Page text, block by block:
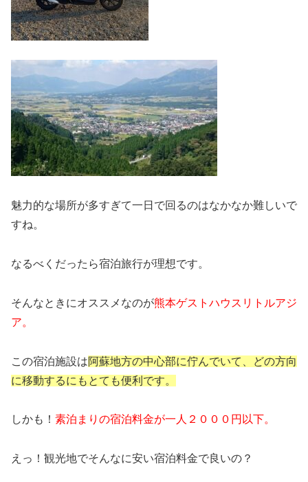
魅力的な場所が多すぎて一日で回るのはなかなか難しいで
すね。
なるべくだったら宿泊旅行が理想です。
そんなときにオススメなのが熊本ゲストハウスリトルアジ
ア。
この宿泊施設は阿蘇地方の中心部に佇んでいて、どの方向
に移動するにもとても便利です。
しかも！ 素泊まりの宿泊料金が一人２０００円以下。
えっ！観光地でそんなに安い宿泊料金で良いの？